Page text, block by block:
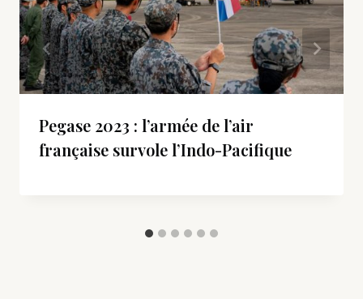
Pegase 2023 : l’armée de l’air
française survole l’Indo-Pacifique